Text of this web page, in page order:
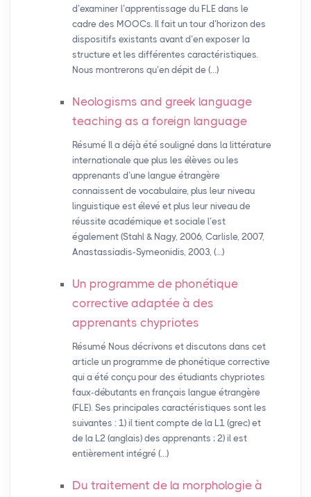
d’examiner l’apprentissage du FLE dans le
cadre des MOOCs. Il fait un tour d’horizon des
dispositifs existants avant d’en exposer la
structure et les différentes caractéristiques.
Nous montrerons qu’en dépit de (…)
Neologisms and greek language
teaching as a foreign language
Résumé Il a déjà été souligné dans la littérature
internationale que plus les élèves ou les
apprenants d’une langue étrangère
connaissent de vocabulaire, plus leur niveau
linguistique est élevé et plus leur niveau de
réussite académique et sociale l’est
également (Stahl & Nagy, 2006, Carlisle, 2007,
Anastassiadis-Symeonidis, 2003, (…)
Un programme de phonétique
corrective adaptée à des
apprenants chypriotes
Résumé Nous décrivons et discutons dans cet
article un programme de phonétique corrective
qui a été conçu pour des étudiants chypriotes
faux-débutants en français langue étrangère
(FLE). Ses principales caractéristiques sont les
suivantes : 1) il tient compte de la L1 (grec) et
de la L2 (anglais) des apprenants ; 2) il est
entièrement intégré (…)
Du traitement de la morphologie à